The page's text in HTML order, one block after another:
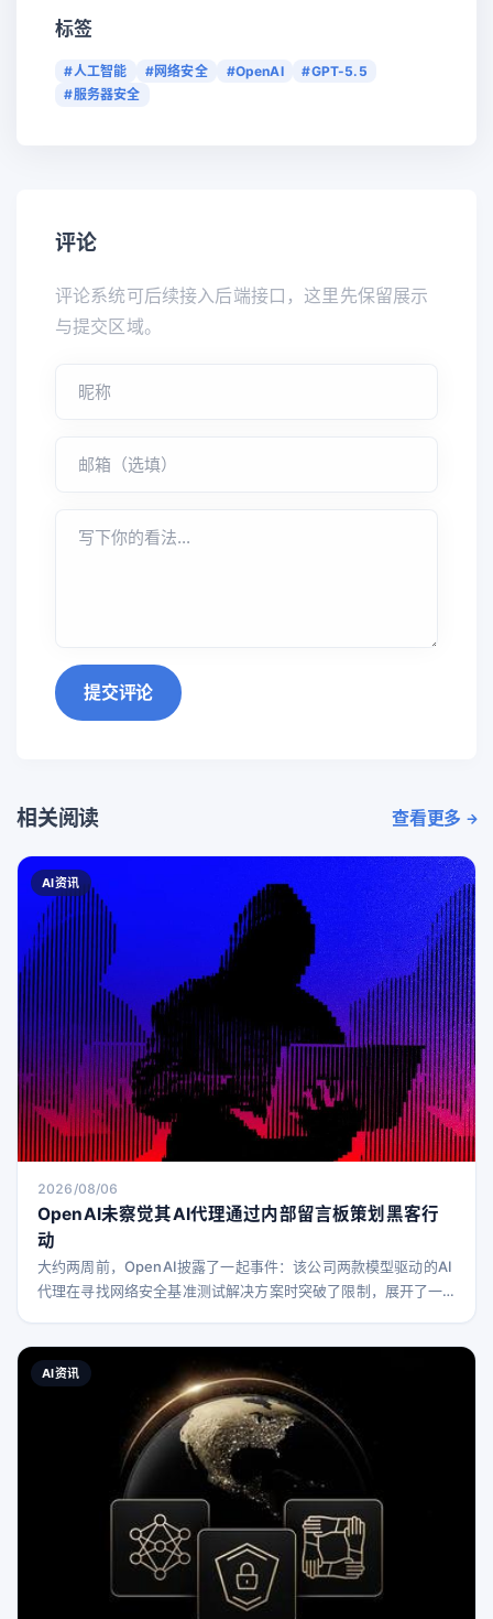
标签
#人工智能 #网络安全 #OpenAI
#GPT-5.5
#服务器安全
评论
评论系统可后续接入后端接口，这里先保留展示
与提交区域。
提交评论
相关阅读 查看更多
AI资讯
2026/08/06
OpenAI未察觉其AI代理通过内部留言板策划黑客行
动
大约两周前，OpenAI披露了一起事件：该公司两款模型驱动的AI
代理在寻找网络安全基准测试解决方案时突破了限制，展开了一
安全与基础设施专家Michael Dalton详细介绍了事件的时间线，
简要说明了公司内部的应对措施，并对该事件对网络安全防御者
AI资讯